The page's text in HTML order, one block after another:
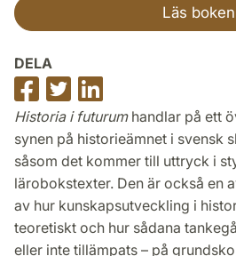
Läs boken
DELA
Dela
på
Facebook
Dela
på
på
LinkedIn
Historia i futurum handlar på ett
synen på historieämnet i svensk
såsom det kommer till uttryck i
lärobokstexter. Den är också en
av hur kunskapsutveckling i
teoretiskt och hur sådana
eller inte tillämpats – på